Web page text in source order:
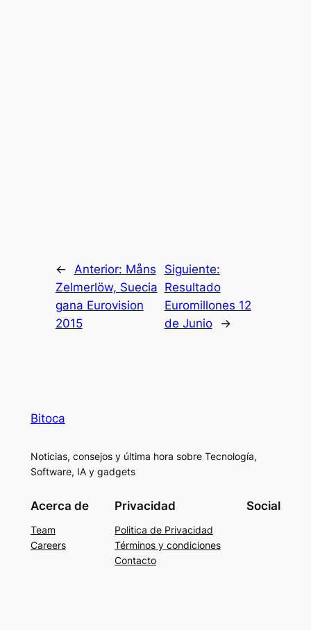
← Anterior: Måns
Zelmerlöw, Suecia
gana Eurovision
2015
Siguiente:
Resultado
Euromillones 12
de Junio
→
Bitoca
Noticias, consejos y última hora sobre Tecnología,
Software, IA y gadgets
Acerca de
Team
Careers
Privacidad
Politica de Privacidad
Términos y condiciones
Contacto
Social